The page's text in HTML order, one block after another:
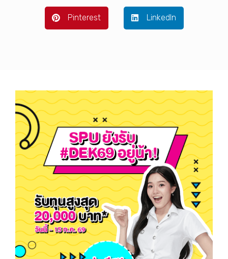
Pinterest LinkedIn